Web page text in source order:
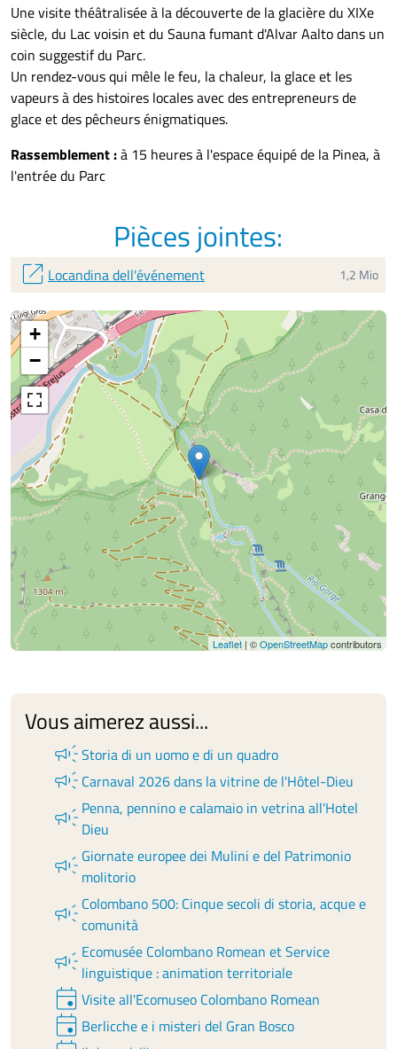
Une visite théâtralisée à la découverte de la glacière du XIXe
siècle, du Lac voisin et du Sauna fumant d'Alvar Aalto dans un
coin suggestif du Parc.
Un rendez-vous qui mêle le feu, la chaleur, la glace et les
vapeurs à des histoires locales avec des entrepreneurs de
glace et des pêcheurs énigmatiques.
Rassemblement :à 15 heures à l'espace équipé de la Pinea, à
l'entrée du Parc
Pièces jointes:
open_in_new Locandina dell'événement 1,2 Mio
+
−
Leaflet| ©OpenStreetMapcontributors
Vous aimerez aussi...
campaignStoria di un uomo e di un quadro
campaign Carnaval 2026 dans la vitrine de l'Hôtel-Dieu
campaign Penna, pennino e calamaio in vetrina all'Hotel
Dieu
campaign Giornate europee dei Mulini e del Patrimonio
molitorio
campaign Colombano 500: Cinque secoli di storia, acque e
comunità
campaign Ecomusée Colombano Romean et Service
linguistique : animation territoriale
event Visite all'Ecomuseo Colombano Romean
event Berlicche e i misteri del Gran Bosco